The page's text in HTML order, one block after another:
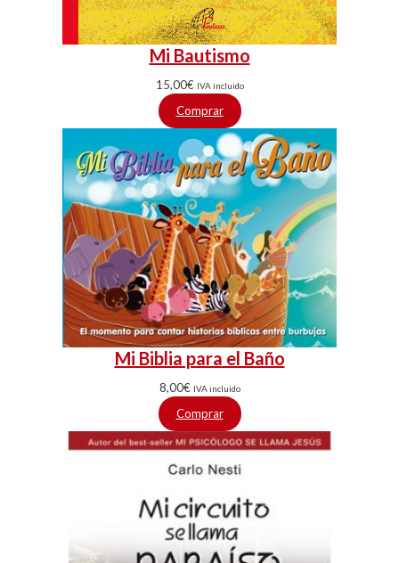
Mi Bautismo
15,00€ IVA incluido
Comprar
Mi Biblia para el Baño
8,00€ IVA incluido
Comprar